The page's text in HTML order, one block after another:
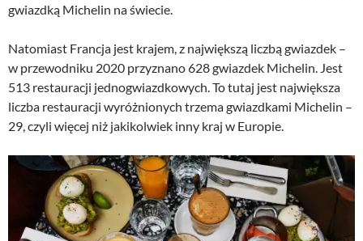
gwiazdką Michelin na świecie.
Natomiast Francja jest krajem, z największą liczbą gwiazdek –
w przewodniku 2020 przyznano 628 gwiazdek Michelin. Jest
513 restauracji jednogwiazdkowych. To tutaj jest największa
liczba restauracji wyróżnionych trzema gwiazdkami Michelin –
29, czyli więcej niż jakikolwiek inny kraj w Europie.